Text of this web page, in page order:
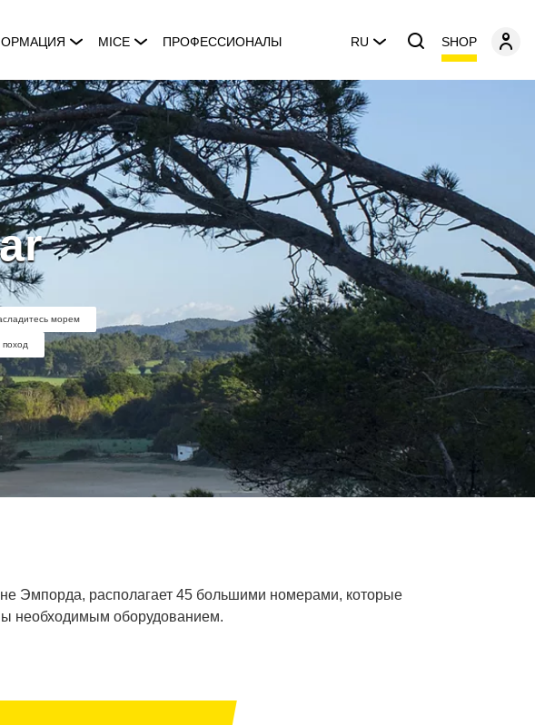
MICE ПРОФЕССИОНАЛЫ RU SHOP
морем
поход
Эмпорда, располагает 45 большими номерами, которые
необходимым оборудованием.